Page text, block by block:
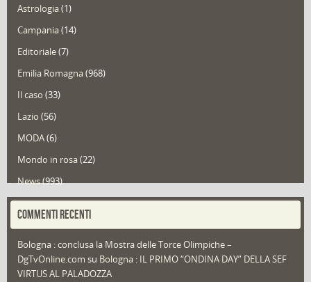
Astrologia(1)
Campania(14)
Editoriale(7)
Emilia Romagna(968)
Il caso (33)
Lazio (56)
MODA(6)
Mondo in rosa(22)
News(993)
Portfolio(1)
Redazioni(1.049)
Speciali (22)
COMMENTI RECENTI
Bologna : conclusa la Mostra delle Torce Olimpiche –
DgTvOnline.com su Bologna : IL PRIMO “ONDINA DAY” DELLA SEF
VIRTUS AL PALADOZZA